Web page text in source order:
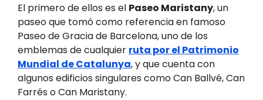
El primero de ellos es el Paseo Maristany, un
paseo que tomó como referencia en famoso
Paseo de Gracia de Barcelona, uno de los
emblemas de cualquier ruta por el Patrimonio
Mundial de Catalunya, y que cuenta con
algunos edificios singulares como Can Ballvé, Can
Farrés o Can Maristany.